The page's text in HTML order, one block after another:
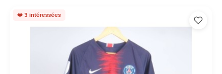
❤️ 3 intéressées